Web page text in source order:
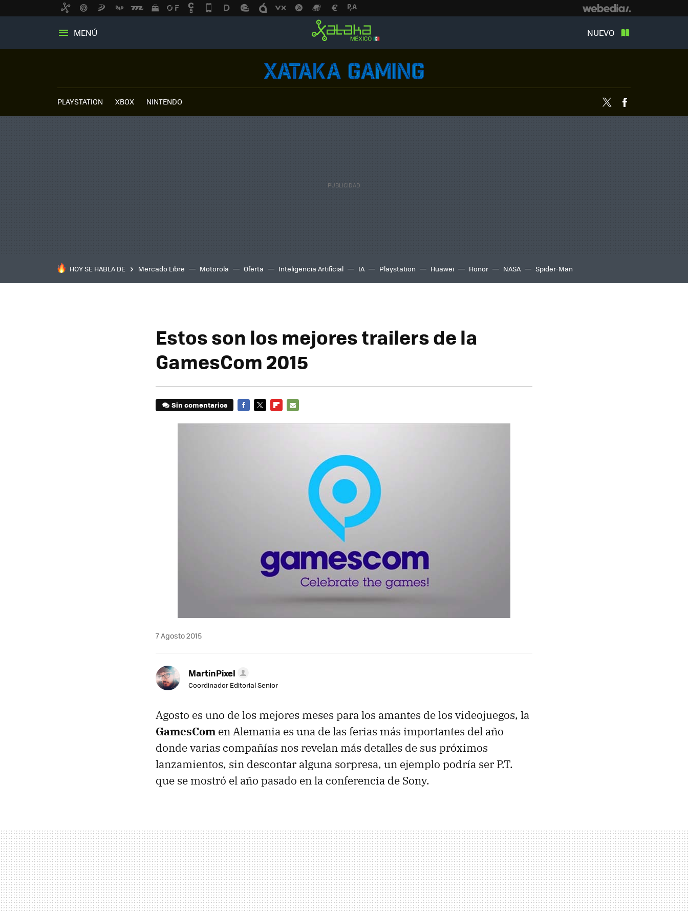
MENÚ NUEVO
PLAYSTATION XBOX NINTENDO Twitter
HOY SE HABLA DE Mercado Libre Motorola Oferta Inteligencia Artificial IA Playstation Huawei Honor NASA Spider-Man
Estos son los mejores trailers de la
GamesCom 2015
Sin comentarios
7 Agosto 2015
MartinPixel
Coordinador Editorial Senior
Agosto es uno de los mejores meses para los amantes de los videojuegos, la
GamesCom en Alemania es una de las ferias más importantes del año
donde varias compañías nos revelan más detalles de sus próximos
lanzamientos, sin descontar alguna sorpresa, un ejemplo podría ser P.T.
que se mostró el año pasado en la conferencia de Sony.